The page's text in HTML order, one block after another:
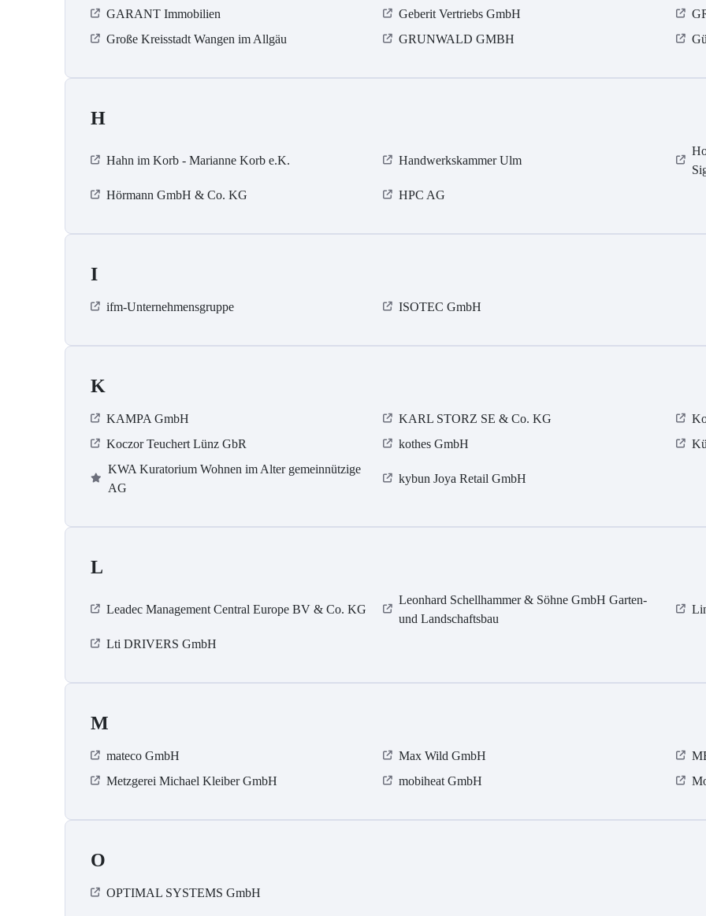
GARANT Immobilien Geberit Vertriebs GmbH
Große Kreisstadt Wangen im Allgäu
GRUNWALD GMBH
H
Hahn im Korb - Marianne Korb e.K. Handwerkskammer Ulm
Hörmann GmbH & Co. KG
HPC AG
I
ifm-Unternehmensgruppe ISOTEC GmbH
K
KAMPA GmbH KARL STORZ SE & Co. KG
Koczor Teuchert Lünz GbR
kothes GmbH
KWA Kuratorium Wohnen im Alter gemeinnützige
AG
kybun Joya Retail GmbH
L
Leadec Management Central Europe BV & Co. KG
Leonhard Schellhammer & Söhne GmbH Garten-
und Landschaftsbau
Lti DRIVERS GmbH
M
mateco GmbH Max Wild GmbH
Metzgerei Michael Kleiber GmbH
mobiheat GmbH
O
OPTIMAL SYSTEMS GmbH